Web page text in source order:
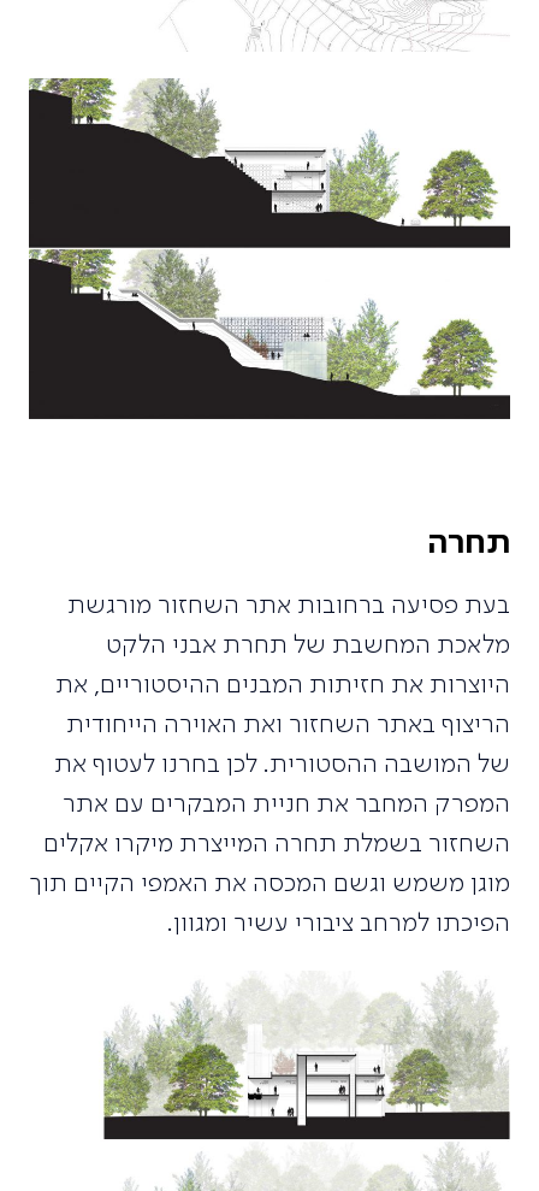
תחרה
בעת פסיעה ברחובות אתר השחזור מורגשת
מלאכת המחשבת של תחרת אבני הלקט
היוצרות את חזיתות המבנים ההיסטוריים, את
הריצוף באתר השחזור ואת האוירה הייחודית
של המושבה ההסטורית. לכן בחרנו לעטוף את
המפרק המחבר את חניית המבקרים עם אתר
השחזור בשמלת תחרה המייצרת מיקרו אקלים
מוגן משמש וגשם המכסה את האמפי הקיים תוך
הפיכתו למרחב ציבורי עשיר ומגוון.